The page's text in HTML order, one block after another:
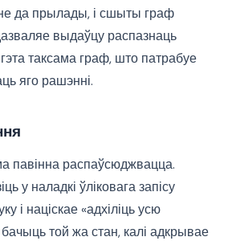
да прылады, і сшыты граф
выдаўцу распазнаць
таксама граф, што патрабуе
яго рашэнні.
павінна распаўсюджвацца.
у наладкі ўліковага запісу
і націскае «адхіліць усю
той жа стан, калі адкрывае